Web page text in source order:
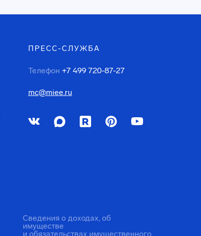
ПРЕСС-СЛУЖБА
Телефон +7 499 720-87-27
mc@miee.ru
Сведения о доходах, об
имуществе
и обязательствах имущественного